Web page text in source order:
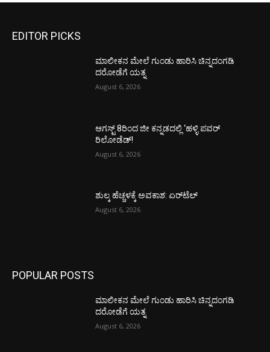
EDITOR PICKS
ಮಾಲೀಕನ ಮೇಲೆ ಗುಂಡು ಹಾರಿಸಿ ಚಿನ್ನದಂಗಡಿ
ದರೋಡೆಗೆ ಯತ್ನ
August 6, 2026
ಆಗಸ್ಟ್ 8ರಿಂದ ಜೀ ಕನ್ನಡದಲ್ಲಿ ‘ಹಳ್ಳಿ ಪವರ್
ರಿಲೋಡೆಡ್!
August 6, 2026
ಶುಲ್ಕ ಹೆಚ್ಚಳಕ್ಕೆ ಅವಕಾಶ: ಏರ್‌ಟೆಲ್
August 6, 2026
POPULAR POSTS
ಮಾಲೀಕನ ಮೇಲೆ ಗುಂಡು ಹಾರಿಸಿ ಚಿನ್ನದಂಗಡಿ
ದರೋಡೆಗೆ ಯತ್ನ
August 6, 2026